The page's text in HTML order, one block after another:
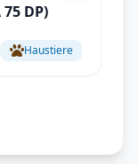
DP)
Haustiere